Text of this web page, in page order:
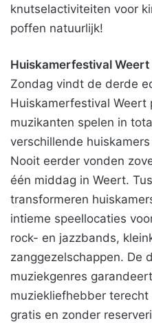
knutselactiviteiten voor
poffen natuurlijk!
Huiskamerfestival Weert
Zondag vindt de derde
Huiskamerfestival
muzikanten spelen in
verschillende
Nooit eerder vonden
één middag in Weert.
transformeren
intieme speellocaties
rock- en jazzbands,
zanggezelschappen. De
muziekgenres
muziekliefhebber
gratis en zonder